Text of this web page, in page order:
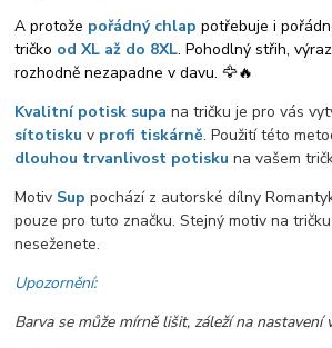
A protože pořádný chlap potřebuje i
tričko od XL až do 8XL. Pohodlný střih,
rozhodně nezapadne v davu. 🦅🔥
Kvalitní potisk supa na tričku je pro vás
sítotisku v profi tiskárně. Použití této
dlouhou trvanlivost potisku na vašem
Motiv Sup pochází z autorské dílny
pouze pro tuto značku. Stejný motiv na
neseženete.
Upozornění:
Barva se může mírně lišit, záleží na nastavení